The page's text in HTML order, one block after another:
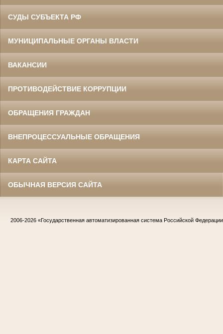
СУДЫ СУБЪЕКТА РФ
МУНИЦИПАЛЬНЫЕ ОРГАНЫ ВЛАСТИ
ВАКАНСИИ
ПРОТИВОДЕЙСТВИЕ КОРРУПЦИИ
ОБРАЩЕНИЯ ГРАЖДАН
ВНЕПРОЦЕССУАЛЬНЫЕ ОБРАЩЕНИЯ
КАРТА САЙТА
ОБЫЧНАЯ ВЕРСИЯ САЙТА
2006-2026 «Государственная автоматизированная система Российской